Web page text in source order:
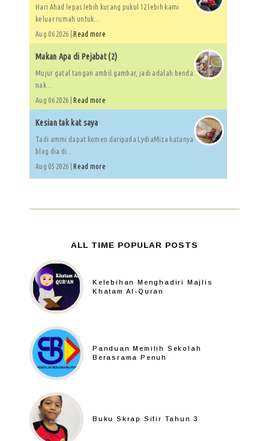
Hari Ahad lepas lebih kurang pukul 12 lebih kami
keluar rumah untuk...
Aug 06 2026 |Read more
Makan Apa di Pejabat (2)
Mujur gatal tangan ambil gambar, jadi adalah benda
nak...
Aug 06 2026 |Read more
Kesian tak kat saya
Tadi ammi dapat komen daripada LydiaMiza katanya
blog dia di...
Aug 05 2026 |Read more
ALL TIME POPULAR POSTS
Kelebihan Menghadiri Majlis
Khatam Al-Quran
Panduan Memilih Sekolah
Berasrama Penuh
Buku Skrap Sifir Tahun 3